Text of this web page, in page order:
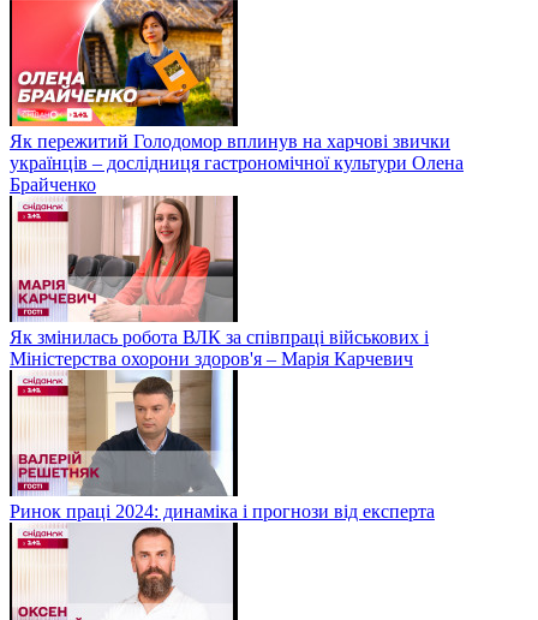
Як пережитий Голодомор вплинув на харчові звички
українців – дослідниця гастрономічної культури Олена
Брайченко
Як змінилась робота ВЛК за співпраці військових і
Міністерства охорони здоров'я – Марія Карчевич
Ринок праці 2024: динаміка і прогнози від експерта